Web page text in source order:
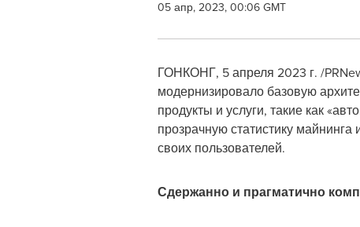
05 апр, 2023, 00:06 GMT
ГОНКОНГ, 5 апреля 2023 г. /
модернизировало базовую
продукты и услуги, такие как
прозрачную статистику
своих пользователей.
Сдержанно и прагматично